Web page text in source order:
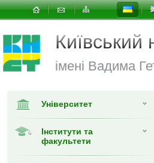
Київський
імені Вадима
Університет
Інститути та
факультети